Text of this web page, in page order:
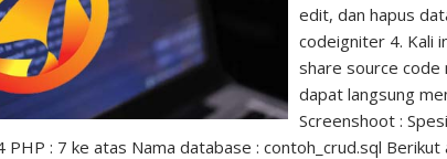
edit, dan hapus
codeigniter 4. Kali
share source code
dapat langsung
Screenshoot :
: 7 ke atas Nama database : contoh_crud.sql